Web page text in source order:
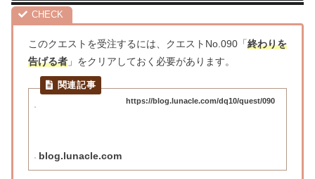
このクエストを受注するには、クエストNo.090「終わりを
告げる者 」をクリアしておく必要があります。
https://blog.lunacle.com/dq10/quest/090
blog.lunacle.com